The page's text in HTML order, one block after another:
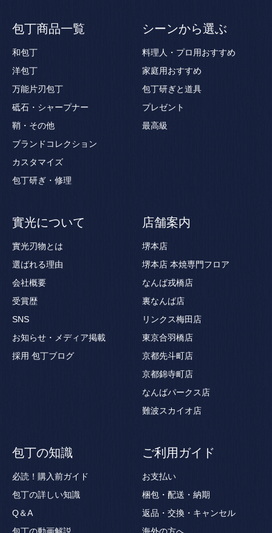
包丁商品一覧
和包丁
洋包丁
万能片刃包丁
砥石・シャープナー
鞘・その他
ブランドコレクション
カスタマイズ
包丁研ぎ・修理
シーンから選ぶ
料理人・プロ用おすすめ
家庭用おすすめ
包丁研ぎと道具
プレゼント
最高級
實光について
實光刃物とは
選ばれる理由
会社概要
受賞歴
SNS
お知らせ・メディア掲載
採用 包丁ブログ
店舗案内
堺本店
堺本店 本焼専門フロア
なんば戎橋店
裏なんば店
リンクス梅田店
東京合羽橋店
京都先斗町店
京都錦寺町店
なんばパークス店
難波スカイオ店
包丁の知識
必読！購入前ガイド
包丁の詳しい知識
Q＆A
ご利用ガイド
お支払い
梱包・配送・納期
返品・交換・キャンセル